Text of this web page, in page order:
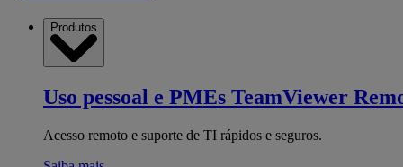
Produtos
Uso pessoal e PMEs TeamViewer
Acesso remoto e suporte de TI rápidos e seguros.